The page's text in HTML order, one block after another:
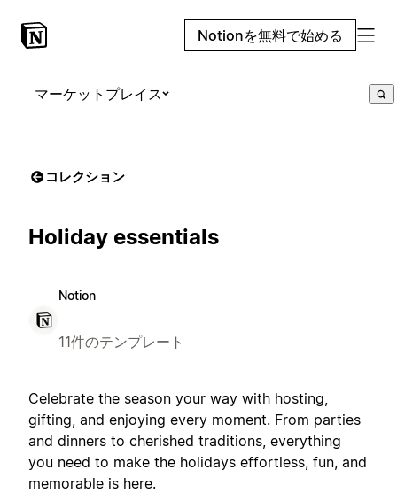
Notionを無料で始める
マーケットプレイス
コレクション
Holiday essentials
Notion
11件のテンプレート
Celebrate the season your way with hosting,
gifting, and enjoying every moment. From parties
and dinners to cherished traditions, everything
you need to make the holidays effortless, fun, and
memorable is here.